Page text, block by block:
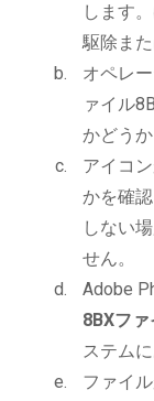
します
駆除また
オペレ
ァイル
かどうか
アイコ
かを確
しない
せん。
Adobe
8BXフ
ステム
ファイ